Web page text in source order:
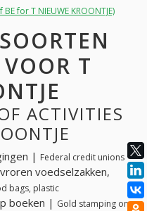
for T NIEUWE KROONTJE)
T
ACTIVITIES
| Federal credit unions
voedselzakken,
bags, plastic
boeken | Gold stamping on